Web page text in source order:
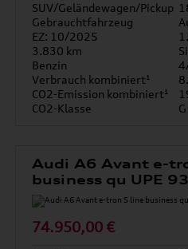
SUV/Geländewagen/Pickup
Gebrauchtfahrzeug
EZ: 10/2025
3.830 km
Benzin
Verbrauch kombiniert¹
CO2-Emission kombiniert¹
CO2-Klasse
G
Audi A6 Avant e-
business qu UPE
74.950,00 €